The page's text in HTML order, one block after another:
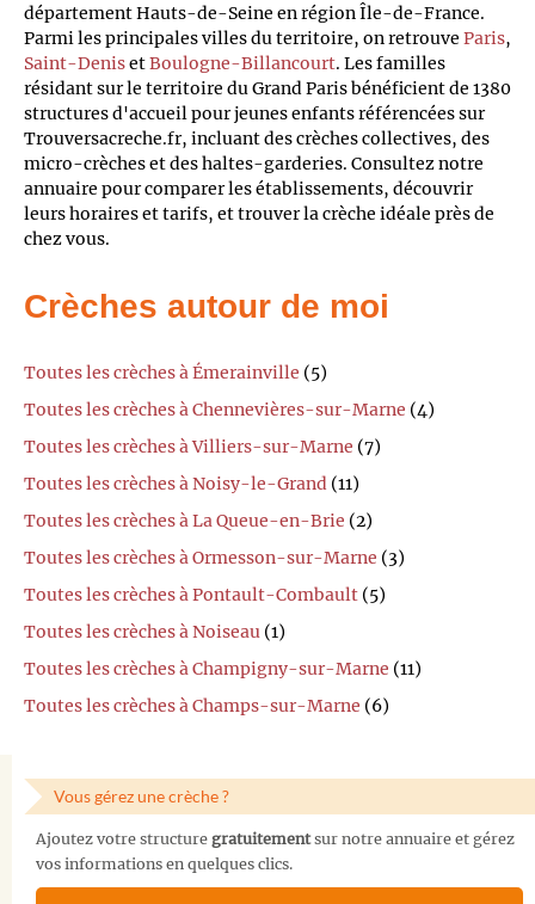
département Hauts-de-Seine en région Île-de-France.
Parmi les principales villes du territoire, on retrouve Paris,
Saint-DenisetBoulogne-Billancourt. Les familles
résidant sur le territoire du Grand Paris bénéficient de 1380
structures d'accueil pour jeunes enfants référencées sur
Trouversacreche.fr, incluant des crèches collectives, des
micro-crèches et des haltes-garderies. Consultez notre
annuaire pour comparer les établissements, découvrir
leurs horaires et tarifs, et trouver la crèche idéale près de
chez vous.
Crèches autour de moi
Toutes les crèches à Émerainville (5)
Toutes les crèches à Chennevières-sur-Marne (4)
Toutes les crèches à Villiers-sur-Marne (7)
Toutes les crèches à Noisy-le-Grand (11)
Toutes les crèches à La Queue-en-Brie (2)
Toutes les crèches à Ormesson-sur-Marne (3)
Toutes les crèches à Pontault-Combault (5)
Toutes les crèches à Noiseau (1)
Toutes les crèches à Champigny-sur-Marne (11)
Toutes les crèches à Champs-sur-Marne (6)
Vous gérez une crèche ?
Ajoutez votre structure gratuitementsur notre annuaire et gérez
vos informations en quelques clics.